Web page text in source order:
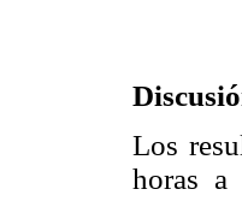
Los
horas a